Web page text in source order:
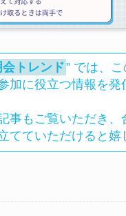
トレンド” では、
加に役立つ情報を発
事もご覧いただき、
てていただけると嬉